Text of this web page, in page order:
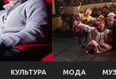
КУЛЬТУРА МОДА